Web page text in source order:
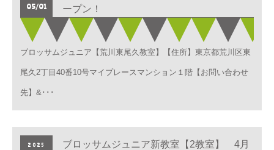
05/01
ープン！
ブロッサムジュニア【荒川東尾久教室】【住所】東京都荒川区東
尾久2丁目40番10号マイプレースマンション１階【お問い合わせ
先】&･･･
2025
ブロッサムジュニア新教室【2教室】 4月